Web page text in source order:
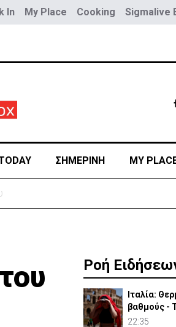
In My Place Cooking Sigmalive
ΣΗΜΕΡΙΝΗ MY
Ροή
Ιταλία:
βαθμούς -
καλοκαίρι
22:35